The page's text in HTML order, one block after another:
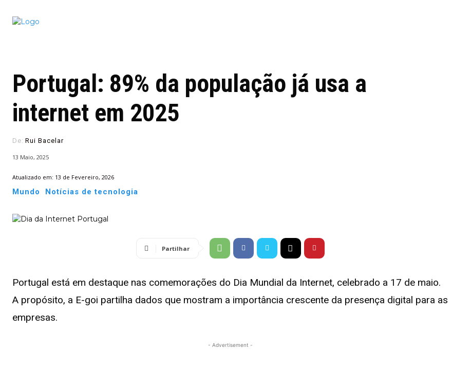
Portugal: 89% da população já usa a
internet em 2025
De: Rui Bacelar
13 Maio, 2025
Atualizado em: 13 de Fevereiro, 2026
Mundo Notícias de tecnologia
Partilhar
Portugal está em destaque nas comemorações do Dia Mundial da Internet, celebrado a 17 de maio.
A propósito, a E-goi partilha dados que mostram a importância crescente da presença digital para as
empresas.
- Advertisement -